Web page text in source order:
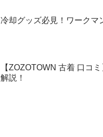
冷却グッズ必見！ワークマ
【ZOZOTOWN 古着 口コ
解説！